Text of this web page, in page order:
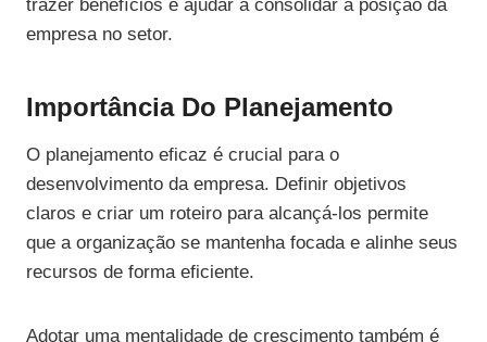
trazer benefícios e ajudar a consolidar a posição da
empresa no setor.
Importância Do Planejamento
O planejamento eficaz é crucial para o
desenvolvimento da empresa. Definir objetivos
claros e criar um roteiro para alcançá-los permite
que a organização se mantenha focada e alinhe seus
recursos de forma eficiente.
Adotar uma mentalidade de crescimento também é